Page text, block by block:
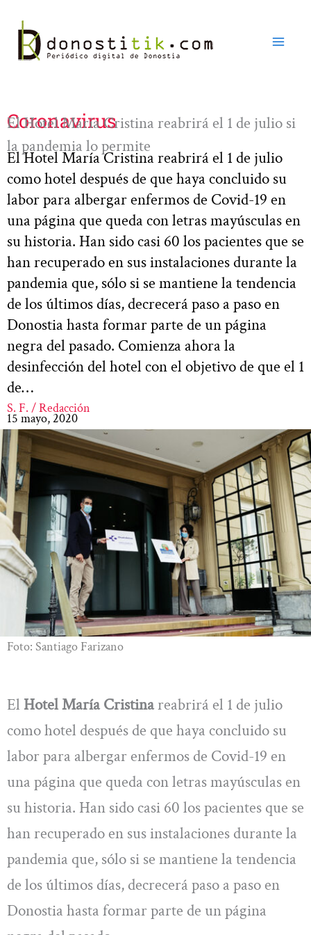
contenido
Coronavirus
El Hotel María Cristina reabrirá el 1 de julio si
la pandemia lo permite
El Hotel María Cristina reabrirá el 1 de julio
como hotel después de que haya concluido su
labor para albergar enfermos de Covid-19 en
una página que queda con letras mayúsculas en
su historia. Han sido casi 60 los pacientes que se
han recuperado en sus instalaciones durante la
pandemia que, sólo si se mantiene la tendencia
de los últimos días, decrecerá paso a paso en
Donostia hasta formar parte de un página
negra del pasado. Comienza ahora la
desinfección del hotel con el objetivo de que el 1
de…
S. F. / Redacción
15 mayo, 2020
Foto: Santiago Farizano
El Hotel María Cristinareabrirá el 1 de julio
como hotel después de que haya concluido su
labor para albergar enfermos de Covid-19 en
una página que queda con letras mayúsculas en
su historia. Han sido casi 60 los pacientes que se
han recuperado en sus instalaciones durante la
pandemia que, sólo si se mantiene la tendencia
de los últimos días, decrecerá paso a paso en
Donostia hasta formar parte de un página